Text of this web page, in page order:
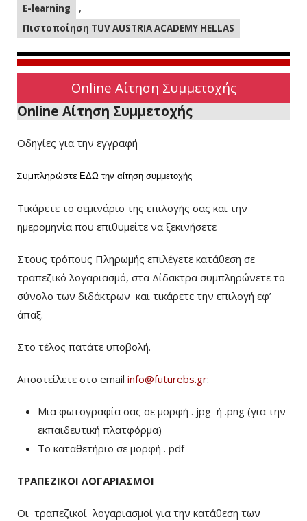
E-learning ,
Πιστοποίηση TUV AUSTRIA ACADEMY HELLAS
Online Αίτηση Συμμετοχής
Online Αίτηση Συμμετοχής
Οδηγίες για την εγγραφή
Συμπληρώστε ΕΔΩ την αίτηση συμμετοχής
Τικάρετε το σεμινάριο της επιλογής σας και την
ημερομηνία που επιθυμείτε να ξεκινήσετε
Στους τρόπους Πληρωμής επιλέγετε κατάθεση σε
τραπεζικό λογαριασμό, στα Δίδακτρα συμπληρώνετε το
σύνολο των διδάκτρων και τικάρετε την επιλογή εφ’
άπαξ.
Στο τέλος πατάτε υποβολή.
Αποστείλετε στο email info@futurebs.gr:
Μια φωτογραφία σας σε μορφή . jpg ή .png (για την
εκπαιδευτική πλατφόρμα)
To καταθετήριο σε μορφή . pdf
ΤΡΑΠΕΖΙΚΟΙ ΛΟΓΑΡΙΑΣΜΟΙ
Οι τραπεζικοί λογαριασμοί για την κατάθεση των